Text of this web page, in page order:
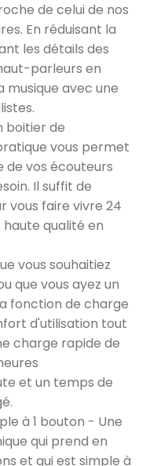
de celui de nos
En réduisant la
les détails des
parleurs en
avec une
boitier de
vous permet
vos écouteurs
Il suffit de
vous faire vivre 24
haute qualité en
vous souhaitiez
que vous ayez un
fonction de charge
d'utilisation tout
charge rapide de
et un temps de
à 1 bouton - Une
qui prend en
et qui est simple à